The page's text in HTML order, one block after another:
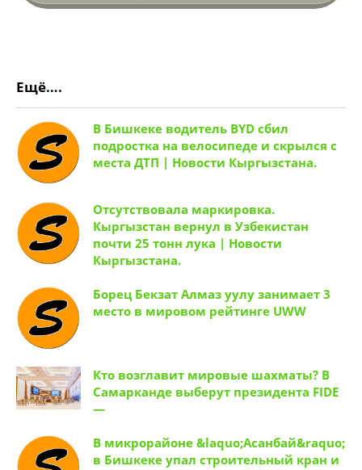
Ещё….
В Бишкеке водитель BYD сбил
подростка на велосипеде и скрылся с
места ДТП | Новости Кыргызстана.
Отсутствовала маркировка.
Кыргызстан вернул в Узбекистан
почти 25 тонн лука | Новости
Кыргызстана.
Борец Бекзат Алмаз уулу занимает 3
место в мировом рейтинге UWW
Кто возглавит мировые шахматы? В
Самарканде выберут президента FIDE
—
В микрорайоне &laquo;Асанбай&raquo;
в Бишкеке упал строительный кран и